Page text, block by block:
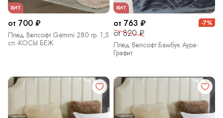
ХИТ
от 700 ₽
Плед Велсофт Gammi 280 гр. 1,5
сп.-КОСЫ БЕЖ
ХИТ
от 763 ₽
от 820 ₽
-7%
Плед Велсофт Бамбук Аура-
Графит